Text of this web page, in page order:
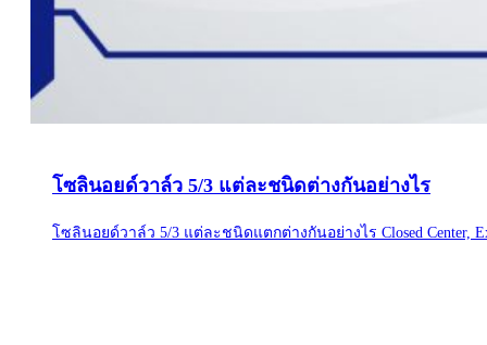
โซลินอยด์วาล์ว 5/3 แต่ละชนิดต่างกันอย่างไร
โซลินอยด์วาล์ว 5/3 แต่ละชนิดแตกต่างกันอย่างไร Closed Center,